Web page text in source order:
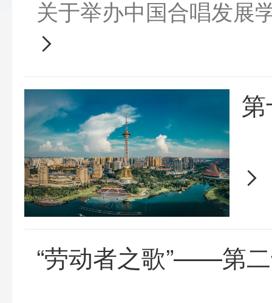
关于举办中国合唱发展
“劳动者之歌”——第